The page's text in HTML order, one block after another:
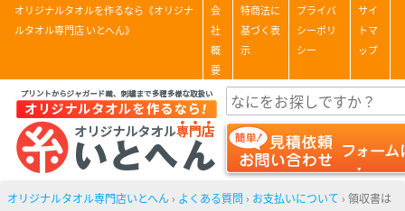
オリジナルタオルを作るなら《オリジナ
ルタオル専門店 いとへん》
会
社
概
要
特商法に
基づく表
示
プライバ
シーポリ
シー
サイ
トマ
ップ
オリジナルタオル専門店いとへん › よくある質問 › お支払いについて › 領収書は